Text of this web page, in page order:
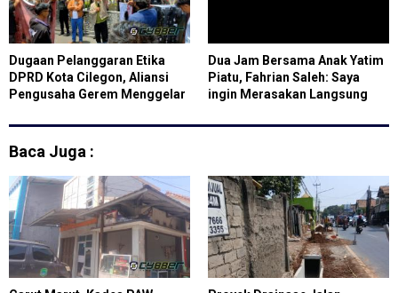
Dugaan Pelanggaran Etika
DPRD Kota Cilegon, Aliansi
Pengusaha Gerem Menggelar
Dua Jam Bersama Anak Yatim
Piatu, Fahrian Saleh: Saya
ingin Merasakan Langsung
Baca Juga :